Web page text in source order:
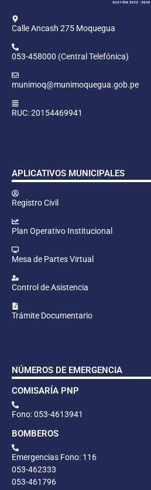
Calle Ancash 275 Moquegua
053-458000 (Central Telefónica)
munimoq@munimoquegua.gob.pe
RUC: 20154469941
APLICATIVOS MUNICIPALES
Registro Civil
Plan Operativo Institucional
Mesa de Partes Virtual
Control de Asistencia
Trámite Documentario
NÚMEROS DE EMERGENCIA
COMISARÍA PNP
Fono: 053-4613941
BOMBEROS
Emergencias Fono: 116
053-462333
053-461796